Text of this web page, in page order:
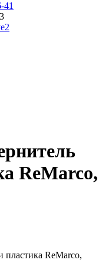
41
ReMarco,